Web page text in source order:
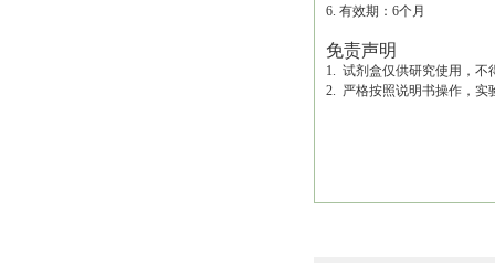
6. 有效期：6个月
免责声明
1. 试剂盒仅供研究使用，不
2. 严格按照说明书操作，实